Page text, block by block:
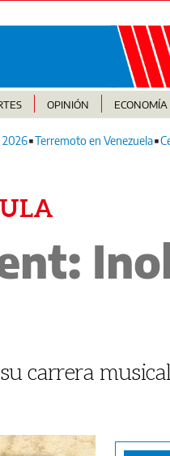
OPINIÓN ECONOMÍA
2026 Terremoto en Venezuela
carrera